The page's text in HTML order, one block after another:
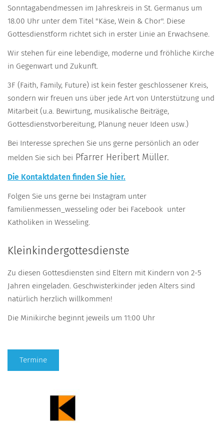
Sonntagabendmessen im Jahreskreis in St. Germanus um
18.00 Uhr unter dem Titel "Käse, Wein & Chor". Diese
Gottesdienstform richtet sich in erster Linie an Erwachsene.
Wir stehen für eine lebendige, moderne und fröhliche Kirche
in Gegenwart und Zukunft.
3F (Faith, Family, Future) ist kein fester geschlossener Kreis,
sondern wir freuen uns über jede Art von Unterstützung und
Mitarbeit (u.a. Bewirtung, musikalische Beiträge,
Gottesdienstvorbereitung, Planung neuer Ideen usw.)
Bei Interesse sprechen Sie uns gerne persönlich an oder
melden Sie sich bei Pfarrer Heribert Müller.
Die Kontaktdaten finden Sie hier.
Folgen Sie uns gerne bei Instagram unter
familienmessen_wesseling oder bei Facebook unter
Katholiken in Wesseling.
Kleinkindergottesdienste
Zu diesen Gottesdiensten sind Eltern mit Kindern von 2-5
Jahren eingeladen. Geschwisterkinder jeden Alters sind
natürlich herzlich willkommen!
Die Minikirche beginnt jeweils um 11:00 Uhr
Termine